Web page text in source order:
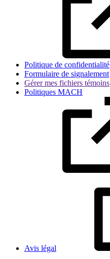
Politique de confidentialité
Formulaire de signalement
Gérer mes fichiers témoins
Politiques MACH
Avis légal